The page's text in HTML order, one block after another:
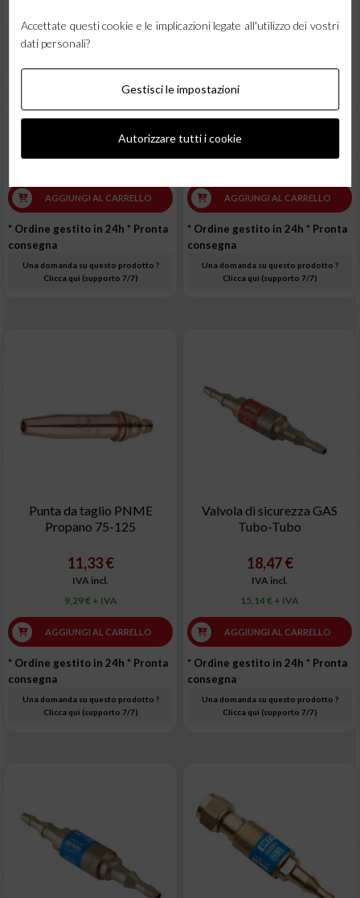
Propano 25-38
AGGIUNGI AL CARRELLO
* Ordine gestito in 24h * Pronta
consegna
Una domanda su questo prodotto ?
Clicca qui (supporto 7/7)
Propano 50-75
AGGIUNGI AL CARRELLO
* Ordine gestito in 24h * Pronta
consegna
Una domanda su questo prodotto ?
Clicca qui (supporto 7/7)
Punta da taglio PNME
Propano 75-125
11,33 €
IVA incl.
9,29 € + IVA
AGGIUNGI AL CARRELLO
* Ordine gestito in 24h * Pronta
consegna
Una domanda su questo prodotto ?
Clicca qui (supporto 7/7)
Valvola di sicurezza GAS
Tubo-Tubo
18,47 €
IVA incl.
15,14 € + IVA
AGGIUNGI AL CARRELLO
* Ordine gestito in 24h * Pronta
consegna
Una domanda su questo prodotto ?
Clicca qui (supporto 7/7)
Accettate questi cookie e le implicazioni legate all'utilizzo dei vostri
dati personali?
Gestisci le impostazioni
Autorizzare tutti i cookie